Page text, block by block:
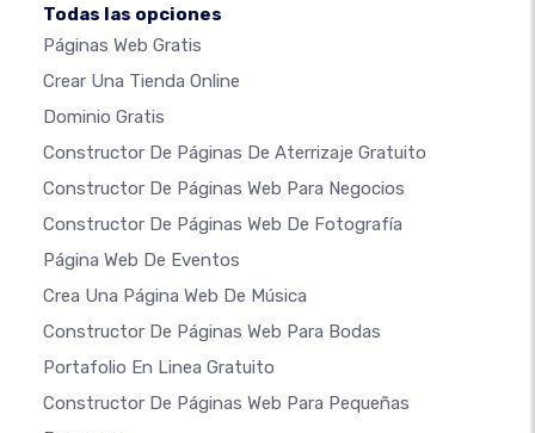
Todas las opciones
Páginas Web Gratis
Crear Una Tienda Online
Dominio Gratis
Constructor De Páginas De Aterrizaje Gratuito
Constructor De Páginas Web Para Negocios
Constructor De Páginas Web De Fotografía
Página Web De Eventos
Crea Una Página Web De Música
Constructor De Páginas Web Para Bodas
Portafolio En Linea Gratuito
Constructor De Páginas Web Para Pequeñas